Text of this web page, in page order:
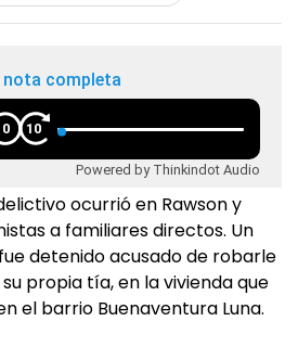
nota completa
10
Powered by Thinkindot Audio
ocurrió en Rawson y
a familiares directos. Un
detenido acusado de robarle
propia tía, en la vivienda que
el barrio Buenaventura Luna.